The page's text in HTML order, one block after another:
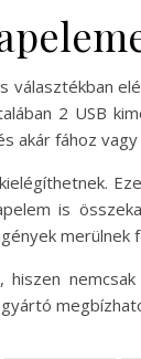
2 USB
akár fához
is
merülnek